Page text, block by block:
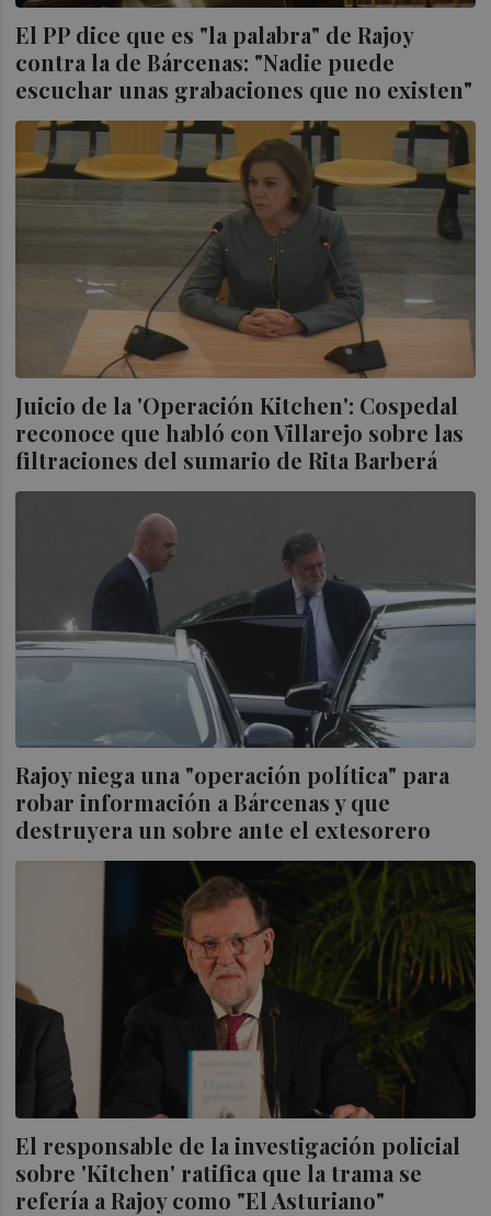
El PP dice que es "la palabra" de Rajoy
contra la de Bárcenas: "Nadie puede
escuchar unas grabaciones que no existen"
Juicio de la 'Operación Kitchen': Cospedal
reconoce que habló con Villarejo sobre las
filtraciones del sumario de Rita Barberá
Rajoy niega una "operación política" para
robar información a Bárcenas y que
destruyera un sobre ante el extesorero
El responsable de la investigación policial
sobre 'Kitchen' ratifica que la trama se
refería a Rajoy como "El Asturiano"